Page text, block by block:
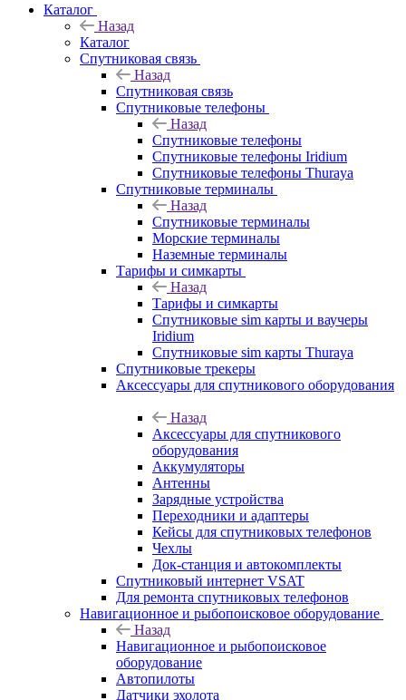
Каталог
Назад
Каталог
Спутниковая связь
Назад
Спутниковая связь
Спутниковые телефоны
Назад
Спутниковые телефоны
Спутниковые телефоны Iridium
Спутниковые телефоны Thuraya
Спутниковые терминалы
Назад
Спутниковые терминалы
Морские терминалы
Наземные терминалы
Тарифы и симкарты
Назад
Тарифы и симкарты
Спутниковые sim карты и ваучеры
Iridium
Спутниковые sim карты Thuraya
Спутниковые трекеры
Аксессуары для спутникового оборудования
Назад
Аксессуары для спутникового
оборудования
Аккумуляторы
Антенны
Зарядные устройства
Переходники и адаптеры
Кейсы для спутниковых телефонов
Чехлы
Док-станция и автокомплекты
Спутниковый интернет VSAT
Для ремонта спутниковых телефонов
Навигационное и рыбопоисковое оборудование
Назад
Навигационное и рыбопоисковое
оборудование
Автопилоты
Датчики эхолота